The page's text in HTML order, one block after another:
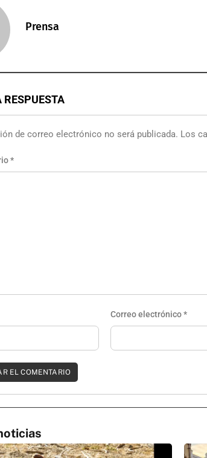
Prensa
RESPUESTA
de correo electrónico no será publicada. Los
*
Correo electrónico*